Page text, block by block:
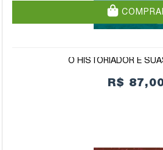
O HISTORIADOR E
R$